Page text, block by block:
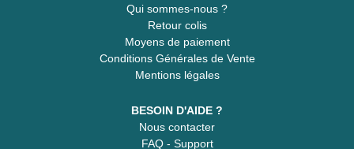
Qui sommes-nous ?
Retour colis
Moyens de paiement
Conditions Générales de Vente
Mentions légales
BESOIN D'AIDE ?
Nous contacter
FAQ - Support